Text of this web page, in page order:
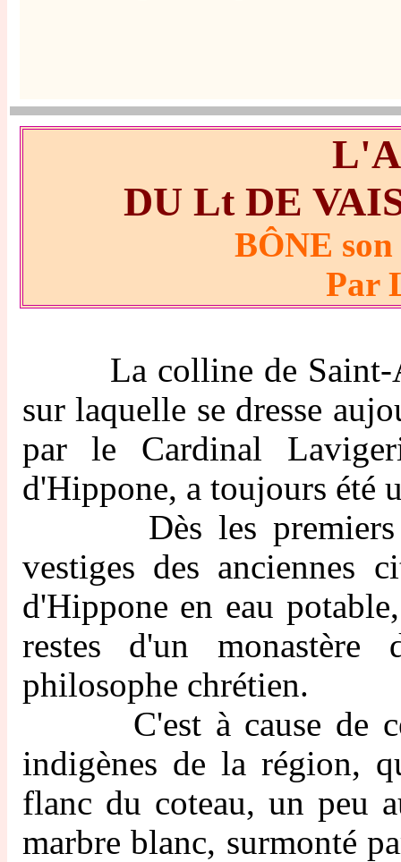
DU Lt DE
BÔNE
Par
La colline de Saint-
sur laquelle se dresse
par le Cardinal
d'Hippone, a toujours été
Dès les premiers
vestiges des anciennes
d'Hippone en eau
restes d'un
philosophe chrétien.
C'est à cause de
indigènes de la région,
flanc du coteau, un peu
marbre blanc, surmonté